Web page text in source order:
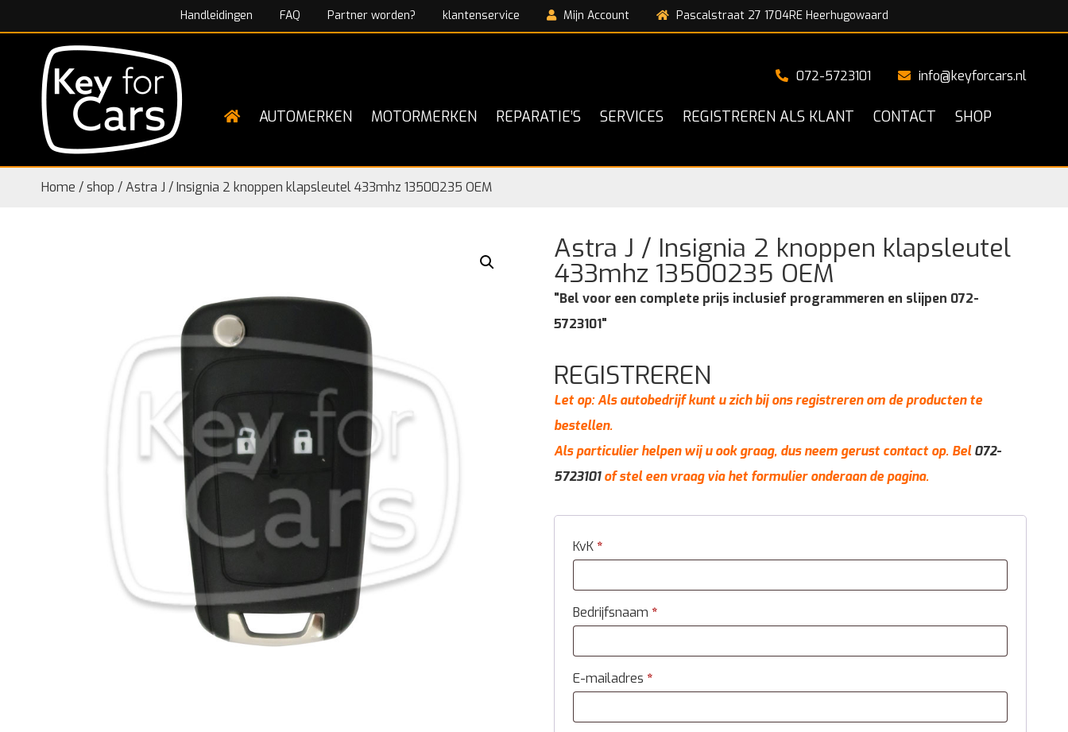
Handleidingen FAQ Partner worden? klantenservice Mijn Account Pascalstraat 27 1704RE Heerhugowaard
072-5723101 info@keyforcars.nl
AUTOMERKEN MOTORMERKEN REPARATIE’S SERVICES REGISTREREN ALS KLANT CONTACT SHOP
Home /shop /Astra J / Insignia 2 knoppen klapsleutel 433mhz 13500235 OEM
Astra J / Insignia 2 knoppen klapsleutel
433mhz 13500235 OEM
"Bel voor een complete prijs inclusief programmeren en slijpen 072-
5723101"
REGISTREREN
Let op: Als autobedrijf kunt u zich bij ons registreren om de producten te
bestellen.
Als particulier helpen wij u ook graag, dus neem gerust contact op. Bel072-
5723101of stel een vraag via het formulier onderaan de pagina.
KvK *
Bedrijfsnaam *
E-mailadres *